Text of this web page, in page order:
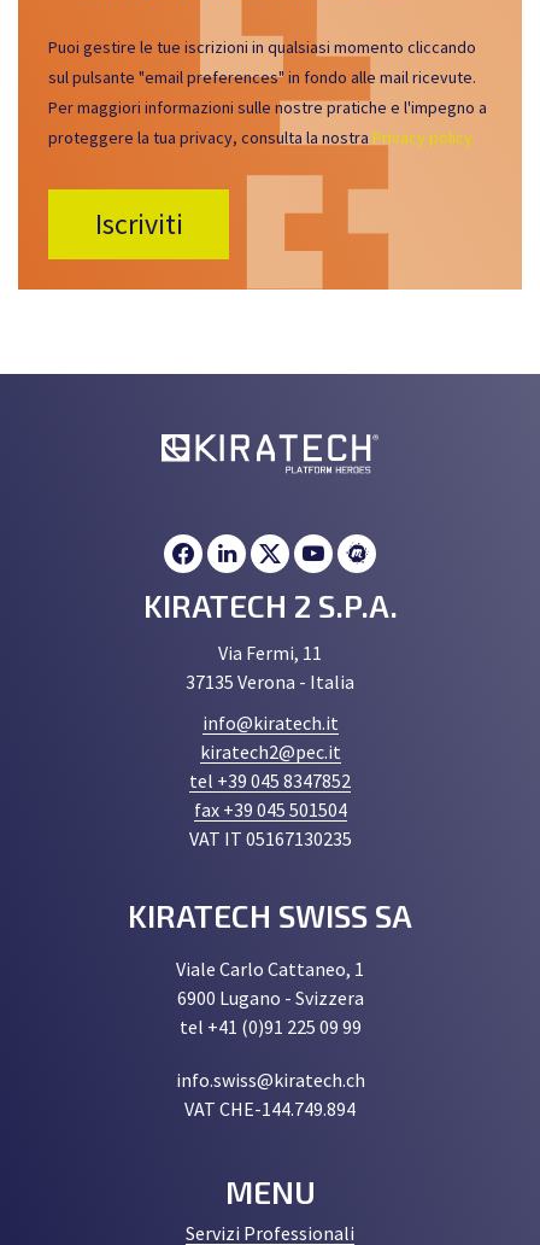
Puoi gestire le tue iscrizioni in qualsiasi momento cliccando
sul pulsante "email preferences" in fondo alle mail ricevute.
Per maggiori informazioni sulle nostre pratiche e l'impegno a
proteggere la tua privacy, consulta la nostra Privacy policy.
KIRATECH 2 S.P.A.
Via Fermi, 11
37135 Verona - Italia
info@kiratech.it
kiratech2@pec.it
tel +39 045 8347852
fax +39 045 501504
VAT IT 05167130235
KIRATECH SWISS SA
Viale Carlo Cattaneo, 1
6900 Lugano - Svizzera
tel +41 (0)91 225 09 99
info.swiss@kiratech.ch
VAT CHE-144.749.894
MENU
Servizi Professionali